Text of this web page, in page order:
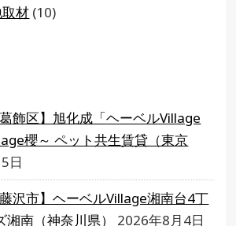
材 (10)
飾区】旭化成「ヘーベルVillage
櫻～ ペット共生賃貸（東京
日
沢市】ヘーベルVillage湘南台4丁
南（神奈川県）
2026年8月4日